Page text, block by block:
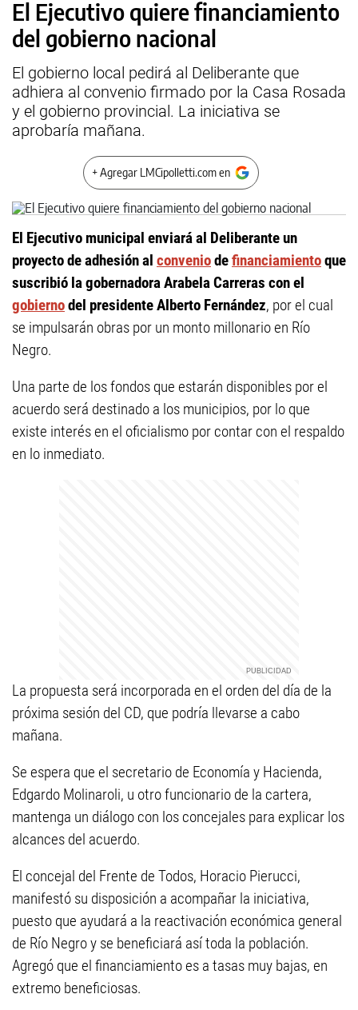
El Ejecutivo quiere financiamiento
del gobierno nacional
El gobierno local pedirá al Deliberante que
adhiera al convenio firmado por la Casa Rosada
y el gobierno provincial. La iniciativa se
aprobaría mañana.
+ Agregar LMCipolletti.com en
El Ejecutivo municipal enviará al Deliberante un
proyecto de adhesión al conveniodefinanciamientoque
suscribió la gobernadora Arabela Carreras con el
gobiernodel presidente Alberto Fernández, por el cual
se impulsarán obras por un monto millonario en Río
Negro.
Una parte de los fondos que estarán disponibles por el
acuerdo será destinado a los municipios, por lo que
existe interés en el oficialismo por contar con el respaldo
en lo inmediato.
La propuesta será incorporada en el orden del día de la
próxima sesión del CD, que podría llevarse a cabo
mañana.
Se espera que el secretario de Economía y Hacienda,
Edgardo Molinaroli, u otro funcionario de la cartera,
mantenga un diálogo con los concejales para explicar los
alcances del acuerdo.
El concejal del Frente de Todos, Horacio Pierucci,
manifestó su disposición a acompañar la iniciativa,
puesto que ayudará a la reactivación económica general
de Río Negro y se beneficiará así toda la población.
Agregó que el financiamiento es a tasas muy bajas, en
extremo beneficiosas.